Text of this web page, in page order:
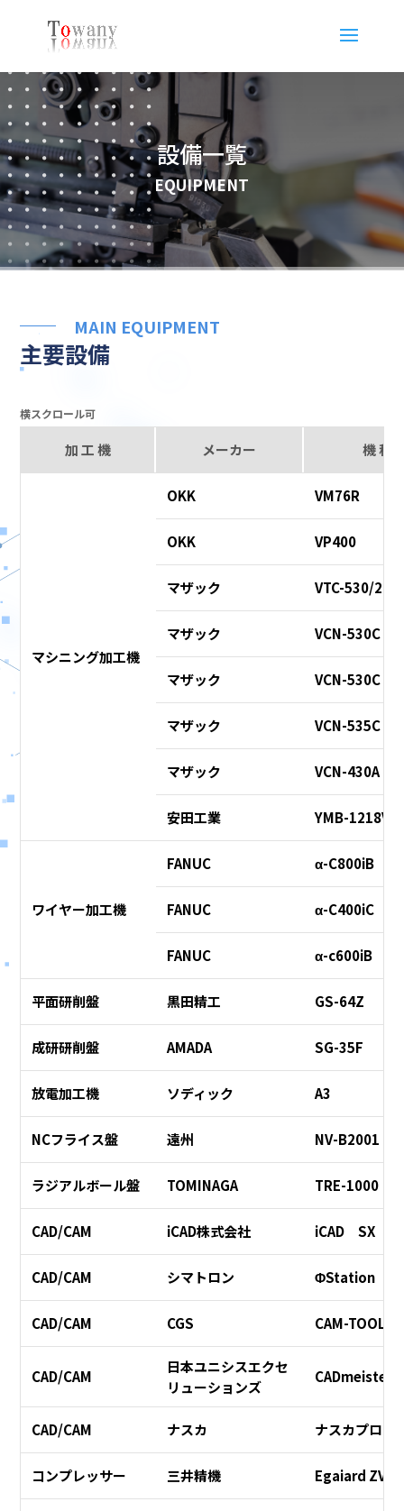
設備一覧
EQUIPMENT
MAIN EQUIPMENT
主要設備
横スクロール可
加 工 機 メーカー 機 種
マシニング加工機
OKK VM76R
OKK VP400
マザック VTC-530/20
マザック VCN-530C
マザック VCN-530C
マザック VCN-535C
マザック VCN-430A
安田工業 YMB-1218V
ワイヤー加工機
FANUC α-C800iB
FANUC α-C400iC
FANUC α-c600iB
平面研削盤 黒田精工 GS-64Z
成研研削盤 AMADA SG-35F
放電加工機 ソディック A3
NCフライス盤 遠州 NV-B2001
ラジアルボール盤 TOMINAGA TRE-1000
CAD/CAM iCAD株式会社 iCAD SX
CAD/CAM シマトロン ΦStation
CAD/CAM CGS CAM-TOOL
CAD/CAM
日本ユニシスエクセ
リューションズ
CADmeister
CAD/CAM ナスカ ナスカプロ
コンプレッサー 三井精機 Egaiard ZV08